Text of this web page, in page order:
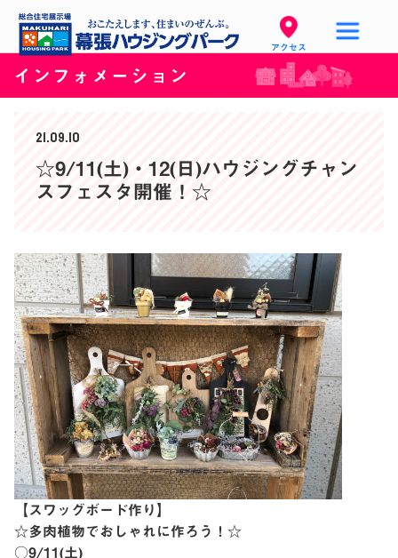
アクセス
インフォメーション
21.09.10
☆9/11(土)・12(日)ハウジングチャン
スフェスタ開催！☆
【スワッグボード作り】
☆多肉植物でおしゃれに作ろう！☆
○9/11(土)